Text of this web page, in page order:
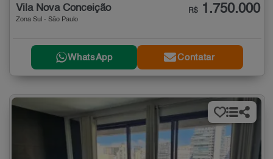
Vila Nova Conceição
Zona Sul - São Paulo
R$ 1.750.000
WhatsApp Contatar